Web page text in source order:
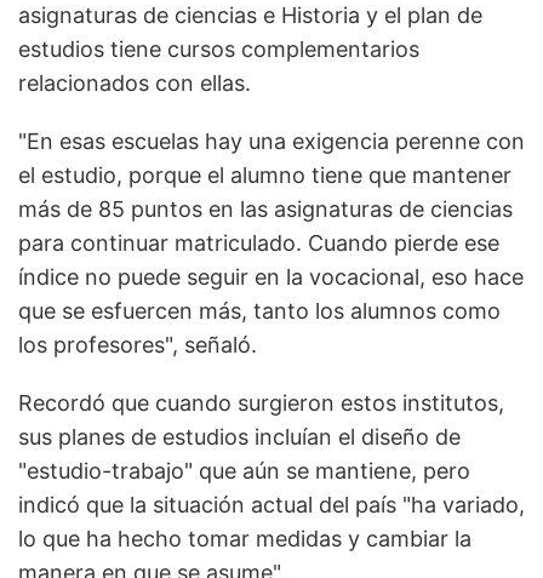
asignaturas de ciencias e Historia y el plan de
estudios tiene cursos complementarios
relacionados con ellas.
"En esas escuelas hay una exigencia perenne con
el estudio, porque el alumno tiene que mantener
más de 85 puntos en las asignaturas de ciencias
para continuar matriculado. Cuando pierde ese
índice no puede seguir en la vocacional, eso hace
que se esfuercen más, tanto los alumnos como
los profesores", señaló.
Recordó que cuando surgieron estos institutos,
sus planes de estudios incluían el diseño de
"estudio-trabajo" que aún se mantiene, pero
indicó que la situación actual del país "ha variado,
lo que ha hecho tomar medidas y cambiar la
manera en que se asume".